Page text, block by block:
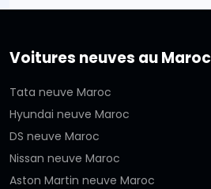
Voitures neuves au Maroc
Tata neuve Maroc
Hyundai neuve Maroc
DS neuve Maroc
Nissan neuve Maroc
Aston Martin neuve Maroc